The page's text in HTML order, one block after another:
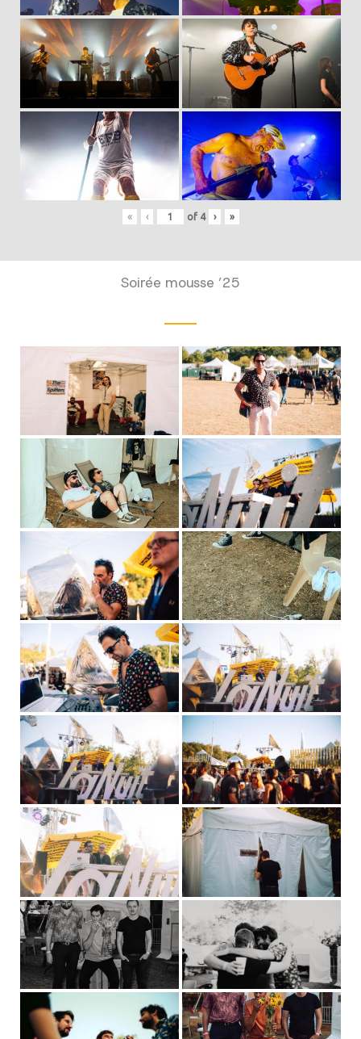
« ‹ of 4 › »
Soirée mousse ’25